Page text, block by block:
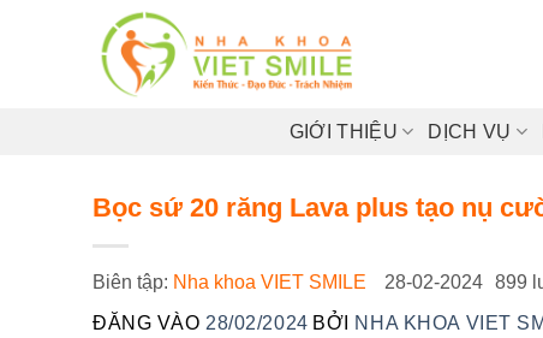
GIỚI THIỆU DỊCH VỤ
Bọc sứ 20 răng Lava plus tạo nụ
Biên tập: Nha khoa VIET SMILE 28-02-2024 899
ĐĂNG VÀO 28/02/2024 BỞI NHA KHOA VIET